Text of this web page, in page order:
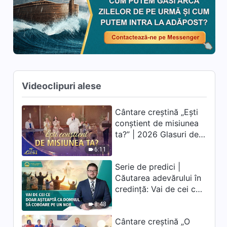
4:45
meu, Te rog, așteaptă-mă”
Cântare creștină „Smerenia lui
3:29
Cântare creștină „Dumnezeu
vrea ca mai mulți oameni să-I
câștige mântuirea”
4:30
Cântare creștină „Dumnezeu îi
prețuiește pe cei care-L
ascultă și I se supun”
Cântare creștină „Baza lui
Dumnezeu pentru
condamnarea oamenilor”
Videoclipuri alese
6:11
Cântare creștină „Ești
conștient de misiunea
ta?” | 2026 Glasuri de
8:48
Serie de predici |
Căutarea adevărului în
credință: Vai de cei ce
un nor
Cântare creștină „O